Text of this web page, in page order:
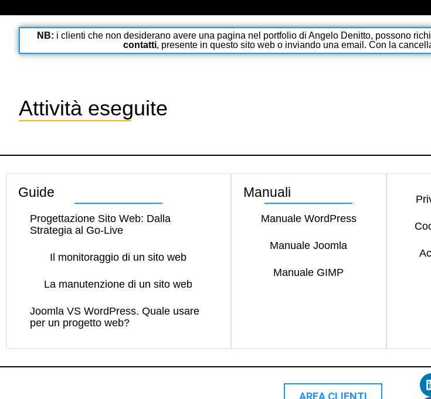
NB: i clienti che non desiderano avere una pagina nel portfolio di Angelo Denitto, possono
contatti, presente in questo sito web o inviando una email. Con la
Attività eseguite
Guide
Progettazione Sito Web: Dalla
Strategia al Go-Live
Il monitoraggio di un sito web
La manutenzione di un sito web
Joomla VS WordPress. Quale usare
per un progetto web?
Manuali
Manuale WordPress
Manuale Joomla
Manuale GIMP
AREA CLIENTI